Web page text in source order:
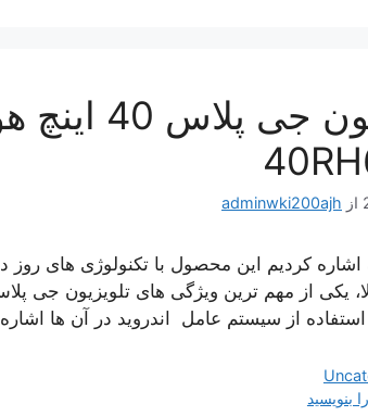
از adminwki200ajh
اشاره کردیم این محصول با تکنولوژی های
یکی از مهم ترین ویژگی های تلویزیون جی
از سیستم عامل اندروید در آن ها
بنویسید